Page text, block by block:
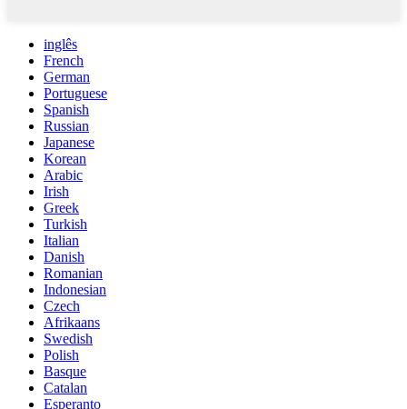
inglês
French
German
Portuguese
Spanish
Russian
Japanese
Korean
Arabic
Irish
Greek
Turkish
Italian
Danish
Romanian
Indonesian
Czech
Afrikaans
Swedish
Polish
Basque
Catalan
Esperanto